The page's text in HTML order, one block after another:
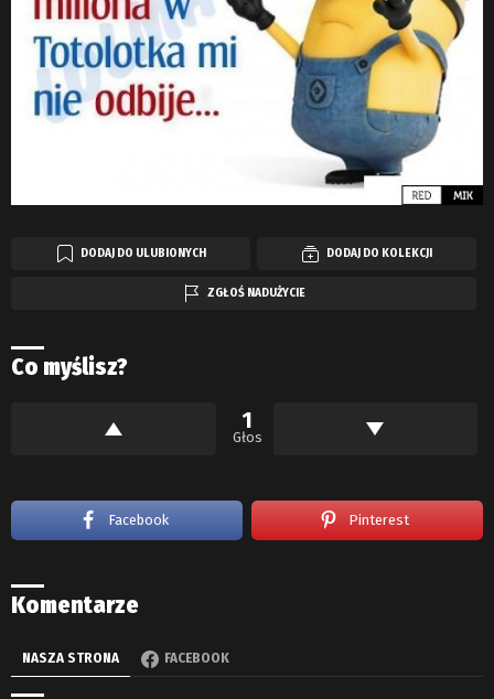
DODAJ DO ULUBIONYCH DODAJ DO KOLEKCJI
ZGŁOŚ NADUŻYCIE
Co myślisz?
1
Głos
Facebook Pinterest
Komentarze
NASZA STRONA FACEBOOK